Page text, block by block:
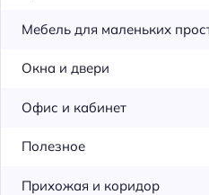
Мебель для маленьких
Окна и двери
Офис и кабинет
Полезное
Прихожая и коридор